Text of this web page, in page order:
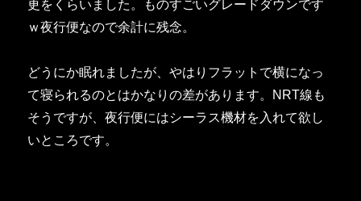
更をくらいました。ものすごいグレードダウンです
ｗ夜行便なので余計に残念。
どうにか眠れましたが、やはりフラットで横になっ
て寝られるのとはかなりの差があります。NRT線も
そうですが、夜行便にはシーラス機材を入れて欲し
いところです。